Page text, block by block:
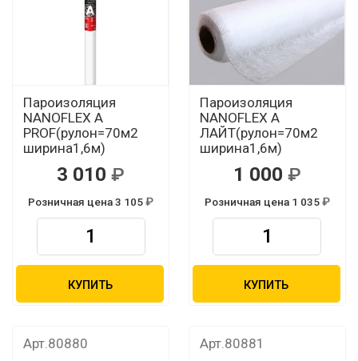
Пароизоляция
NANOFLEX А
PROF(рулон=70м2
ширина1,6м)
3 010
Розничная цена 3 105
КУПИТЬ
Пароизоляция
NANOFLEX A
ЛАЙТ(рулон=70м2
ширина1,6м)
1 000
Розничная цена 1 035
КУПИТЬ
Арт.80880 Арт.80881